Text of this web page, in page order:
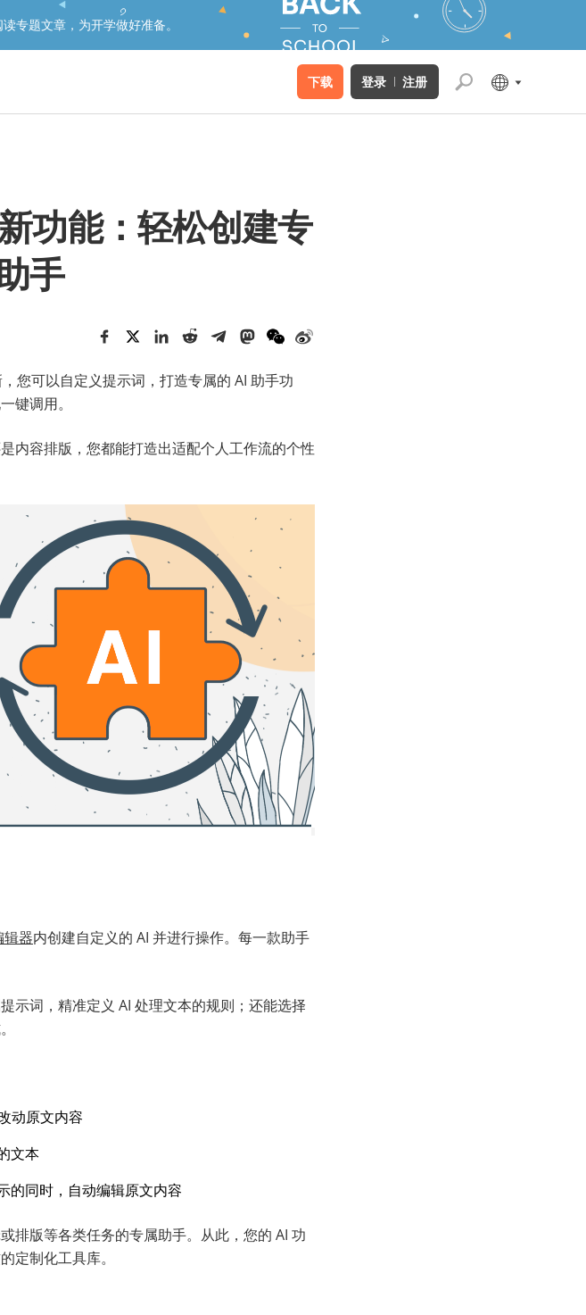
读专题文章，为开学做好准备。
下载 登录 注册
功能：轻松创建专
手
您可以自定义提示词，打造专属的 AI 助手功
键调用。
内容排版，您都能打造出适配个人工作流的个性
辑器内创建自定义的 AI 并进行操作。每一款助手
示词，精准定义 AI 处理文本的规则；还能选择
动原文内容
文本
的同时，自动编辑原文内容
排版等各类任务的专属助手。从此，您的 AI 功
定制化工具库。